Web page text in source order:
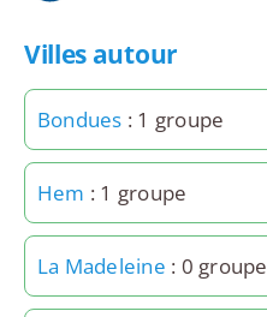
Villes autour
Bondues : 1 groupe
Hem : 1 groupe
La Madeleine : 0 groupe